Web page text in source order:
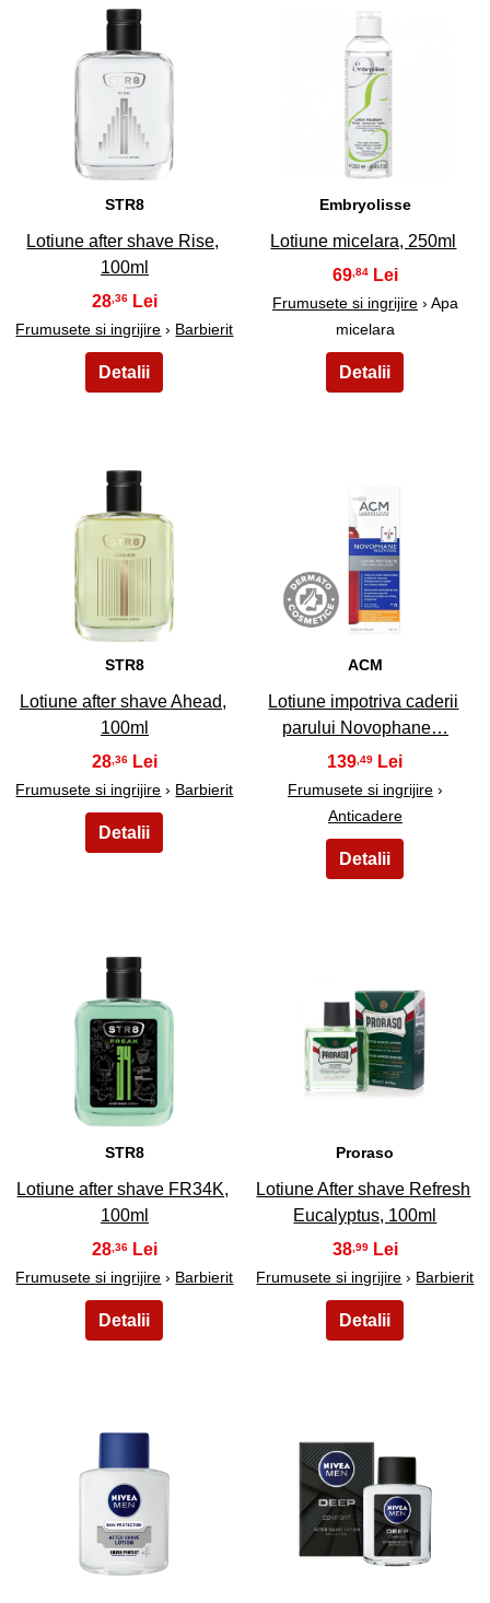
21
STR8
Lotiune after shave Rise,
100ml
28,36
Frumusete si ingrijire › Barbierit
22
Embryolisse
Lotiune micelara, 250ml
69,84
Frumusete si ingrijire› Apa
micelara
23
STR8
Lotiune after shave Ahead,
100ml
28 ,36
Frumusete si ingrijire › Barbierit
24
ACM
Lotiune impotriva caderii
parului Novophane…
139 ,49
Frumusete si ingrijire›
Anticadere
25
STR8
Lotiune after shave FR34K,
100ml
28 ,36
Frumusete si ingrijire › Barbierit
26
Proraso
Lotiune After shave Refresh
Eucalyptus, 100ml
38 ,99
Frumusete si ingrijire › Barbierit
27 28